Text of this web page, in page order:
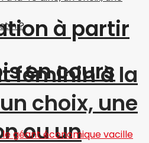
féminin à la
choix, une
ou un
à partir
en cours